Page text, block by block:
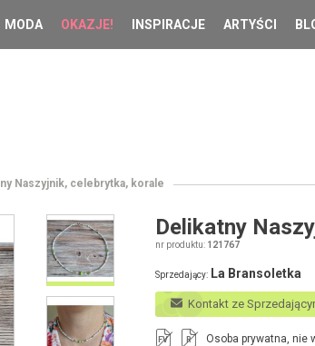
MODA OKAZJE! INSPIRACJE ARTYŚCI
Naszyjnik, celebrytka, korale
Delikatny
nr produktu: 121767
Sprzedający: La Bransoletka
Kontakt ze
FV R Osoba prywatna, nie